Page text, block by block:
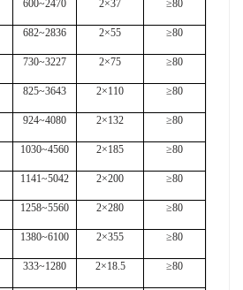
600~2470 2×37 ≥80
682~2836 2×55 ≥80
730~3227 2×75 ≥80
825~3643 2×110 ≥80
924~4080 2×132 ≥80
1030~4560 2×185 ≥80
1141~5042 2×200 ≥80
1258~5560 2×280 ≥80
1380~6100 2×355 ≥80
333~1280 2×18.5 ≥80